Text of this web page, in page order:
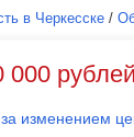
в Черкесске /
изменением